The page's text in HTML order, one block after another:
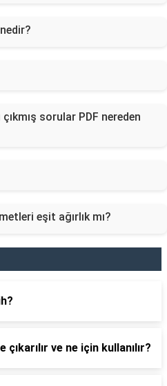
sorular PDF nereden
eşit ağırlık mı?
ve ne için kullanılır?